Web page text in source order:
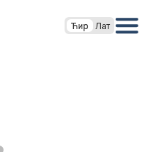
Ћир Лат